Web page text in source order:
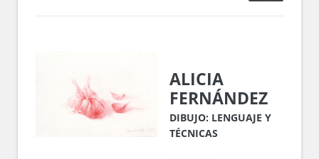
ALICIA
FERNÁNDEZ
DIBUJO: LENGUAJE Y
TÉCNICAS